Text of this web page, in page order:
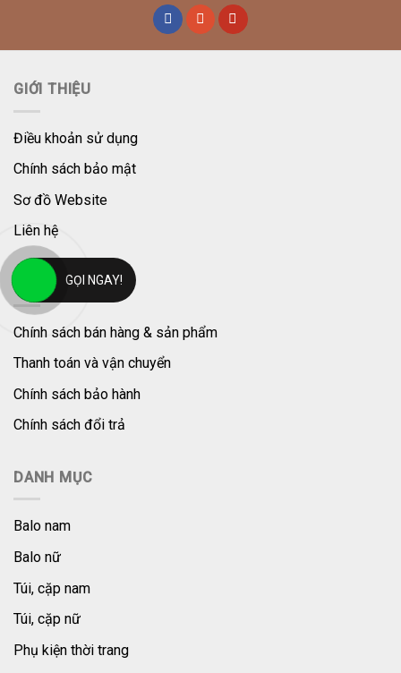
GIỚI THIỆU
Điều khoản sử dụng
Chính sách bảo mật
Sơ đồ Website
Liên hệ
TRỢ GIÚP
Chính sách bán hàng & sản phẩm
Thanh toán và vận chuyển
Chính sách bảo hành
Chính sách đổi trả
DANH MỤC
Balo nam
Balo nữ
Túi, cặp nam
Túi, cặp nữ
Phụ kiện thời trang
GỌI NGAY!